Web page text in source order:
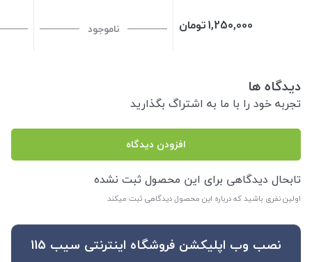
1,250,000تومان ناموجود
دیدگاه ها
تجربه خود را با ما به اشتراگ بگذارید
افزودن دیدگاه
تابحال دیدگاهی برای این محصول ثبت نشده
اولین نفری باشید که درباره این محصول دیدگاهی ثبت میکند
نصب وب اپلیکشن فروشگاه اینترنتی سیب 115